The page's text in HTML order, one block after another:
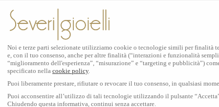
Scopri Rolex
Orologi Rolex
Nuovi modelli 2026
Accessori Rolex
Noi e terze parti selezionate utilizziamo cookie o tecnologie simili per finalità
e, con il tuo consenso, anche per altre finalità (“interazioni e funzionalità
“miglioramento dell'esperienza”, “misurazione” e “targeting e pubblicità”)
specificato nella cookie policy.
Puoi liberamente prestare, rifiutare o revocare il tuo consenso, in qualsiasi
Puoi acconsentire all’utilizzo di tali tecnologie utilizzando il pulsante
Chiudendo questa informativa, continui senza accettare.